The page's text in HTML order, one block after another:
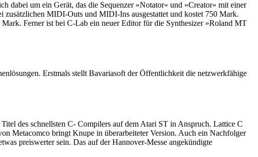
dabei um ein Gerät, das die Sequenzer »Notator« und »Creator« mit einer
zusätzlichen MIDI-Outs und MIDI-Ins ausgestattet und kostet 750 Mark.
Ferner ist bei C-Lab ein neuer Editor für die Synthesizer »Roland MT
Erstmals stellt Bavariasoft der Öffentlichkeit die netzwerkfähige
des schnellsten C- Compilers auf dem Atari ST in Anspruch. Lattice C
Metacomco bringt Knupe in überarbeiteter Version. Auch ein Nachfolger
preiswerter sein. Das auf der Hannover-Messe angekündigte